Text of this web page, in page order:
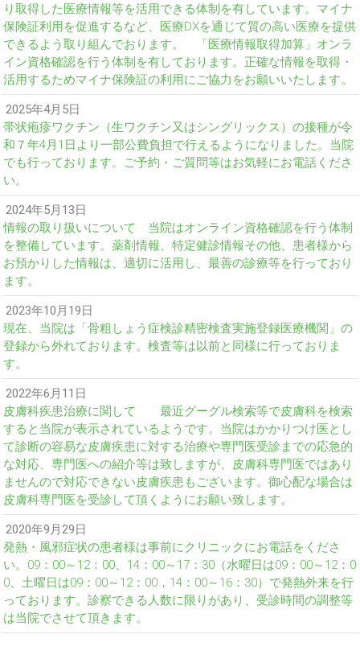
り取得した医療情報等を活用できる体制を有しています。マイナ
保険証利用を促進するなど、医療DXを通じて質の高い医療を提供
できるよう取り組んでおります。 「医療情報取得加算」オンラ
イン資格確認を行う体制を有しております。正確な情報を取得・
活用するためマイナ保険証の利用にご協力をお願いいたします。
2025年4月5日
帯状疱疹ワクチン（生ワクチン又はシングリックス）の接種が令
和７年4月1日より一部公費負担で行えるようになりました。当院
でも行っております。ご予約・ご質問等はお気軽にお電話くださ
い。
2024年5月13日
情報の取り扱いについて 当院はオンライン資格確認を行う体制
を整備しています。薬剤情報、特定健診情報その他、患者様から
お預かりした情報は、適切に活用し、最善の診療等を行っており
ます。
2023年10月19日
現在、当院は「骨粗しょう症検診精密検査実施登録医療機関」の
登録から外れております。検査等は以前と同様に行っておりま
す。
2022年6月11日
皮膚科疾患治療に関して 最近グーグル検索等で皮膚科を検索
すると当院が表示されているようです。当院はかかりつけ医とし
て診断の容易な皮膚疾患に対する治療や専門医受診までの応急的
な対応、専門医への紹介等は致しますが、皮膚科専門医ではあり
ませんので対応できない皮膚疾患もございます。御心配な場合は
皮膚科専門医を受診して頂くようにお願い致します。
2020年9月29日
発熱・風邪症状の患者様は事前にクリニックにお電話をくださ
い。09：00～12：00、14：00～17：30（水曜日は09：00～12：0
0、土曜日は09：00～12：00，14：00～16：30）で発熱外来を行
っております。診察できる人数に限りがあり、受診時間の調整等
は当院でさせて頂きます。